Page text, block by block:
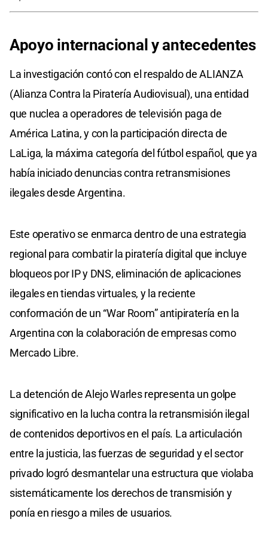
Apoyo internacional y antecedentes
La investigación contó con el respaldo de ALIANZA
(Alianza Contra la Piratería Audiovisual), una entidad
que nuclea a operadores de televisión paga de
América Latina, y con la participación directa de
LaLiga, la máxima categoría del fútbol español, que ya
había iniciado denuncias contra retransmisiones
ilegales desde Argentina.
Este operativo se enmarca dentro de una estrategia
regional para combatir la piratería digital que incluye
bloqueos por IP y DNS, eliminación de aplicaciones
ilegales en tiendas virtuales, y la reciente
conformación de un “War Room” antipiratería en la
Argentina con la colaboración de empresas como
Mercado Libre.
La detención de Alejo Warles representa un golpe
significativo en la lucha contra la retransmisión ilegal
de contenidos deportivos en el país. La articulación
entre la justicia, las fuerzas de seguridad y el sector
privado logró desmantelar una estructura que violaba
sistemáticamente los derechos de transmisión y
ponía en riesgo a miles de usuarios.